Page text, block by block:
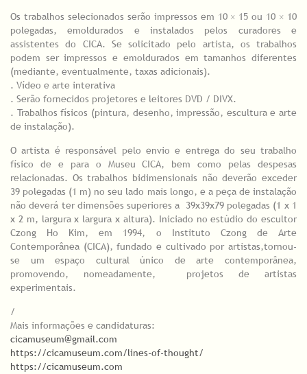
Os trabalhos selecionados serão impressos em 10 × 15 ou 10 × 10
polegadas, emoldurados e instalados pelos curadores e
assistentes do CICA. Se solicitado pelo artista, os trabalhos
podem ser impressos e emoldurados em tamanhos diferentes
(mediante, eventualmente, taxas adicionais).
. Vídeo e arte interativa
. Serão fornecidos projetores e leitores DVD / DIVX.
. Trabalhos físicos (pintura, desenho, impressão, escultura e arte
de instalação).
O artista é responsável pelo envio e entrega do seu trabalho
físico de e para o Museu CICA, bem como pelas despesas
relacionadas. Os trabalhos bidimensionais não deverão exceder
39 polegadas (1 m) no seu lado mais longo, e a peça de instalação
não deverá ter dimensões superiores a 39x39x79 polegadas (1 x 1
x 2 m, largura x largura x altura). Iniciado no estúdio do escultor
Czong Ho Kim, em 1994, o Instituto Czong de Arte
Contemporânea (CICA), fundado e cultivado por artistas,tornou-
se um espaço cultural único de arte contemporânea,
promovendo, nomeadamente, projetos de artistas
experimentais.
/
Mais informações e candidaturas:
cicamuseum@gmail.com
https://cicamuseum.com/lines-of-thought/
https://cicamuseum.com